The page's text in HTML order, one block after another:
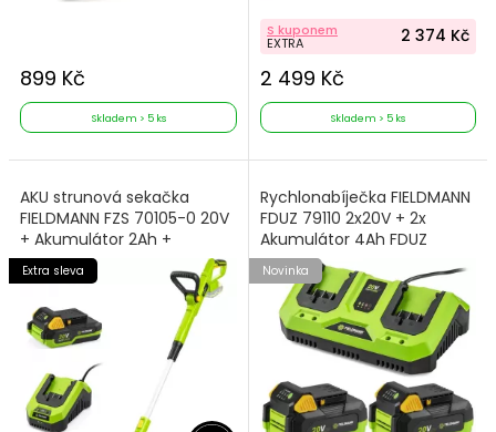
899 Kč
Skladem > 5 ks
S kuponem
EXTRA 2 374 Kč
2 499 Kč
Skladem > 5 ks
AKU strunová sekačka
FIELDMANN FZS 70105-0 20V
+ Akumulátor 2Ah +
Nabíječka
Extra sleva
Rychlonabíječka FIELDMANN
FDUZ 79110 2x20V + 2x
Akumulátor 4Ah FDUZ
79040
Novinka